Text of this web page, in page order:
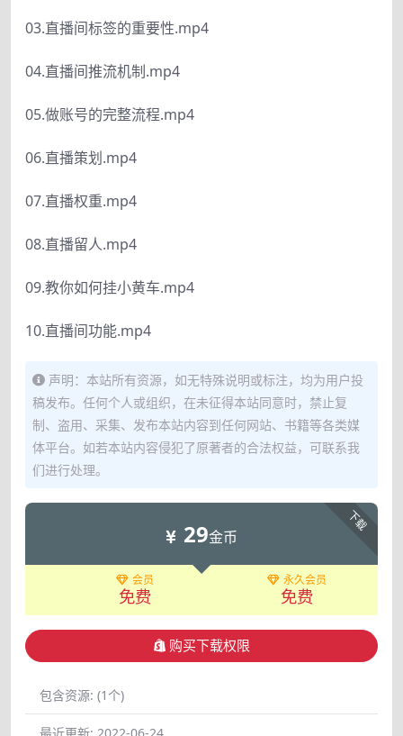
03.直播间标签的重要性.mp4
04.直播间推流机制.mp4
05.做账号的完整流程.mp4
06.直播策划.mp4
07.直播权重.mp4
08.直播留人.mp4
09.教你如何挂小黄车.mp4
10.直播间功能.mp4
声明：本站所有资源，如无特殊说明或标注，均为用户投
稿发布。任何个人或组织，在未征得本站同意时，禁止复
制、盗用、采集、发布本站内容到任何网站、书籍等各类媒
体平台。如若本站内容侵犯了原著者的合法权益，可联系我
们进行处理。
下载
29金币
会员
免费
永久会员
免费
购买下载权限
包含资源: (1个)
最近更新: 2022-06-24